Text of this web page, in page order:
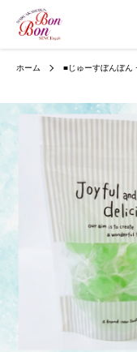
ホーム ■じゅーすぼんぼん